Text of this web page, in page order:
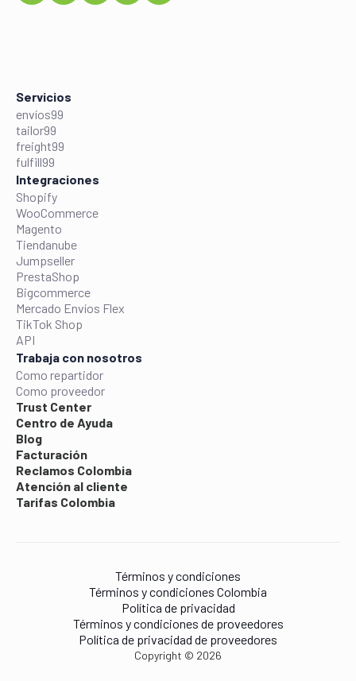
Servicios
envíos99
tailor99
freight99
fulfill99
Integraciones
Shopify
WooCommerce
Magento
Tiendanube
Jumpseller
PrestaShop
Bigcommerce
Mercado Envíos Flex
TikTok Shop
API
Trabaja con nosotros
Como repartidor
Como proveedor
Trust Center
Centro de Ayuda
Blog
Facturación
Reclamos Colombia
Atención al cliente
Tarifas Colombia
Copyright © 2026
Términos y condiciones
Términos y condiciones Colombia
Política de privacidad
Términos y condiciones de proveedores
Política de privacidad de proveedores